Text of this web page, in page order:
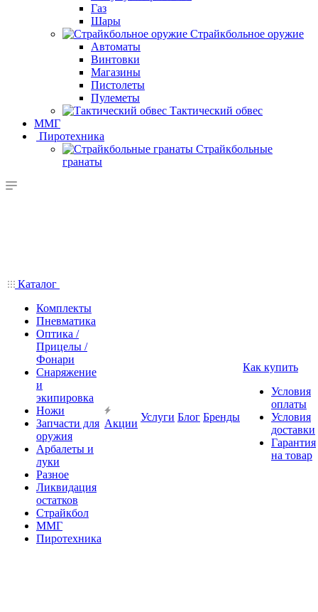
Газ
Шары
Страйкбольное оружие
Автоматы
Винтовки
Магазины
Пистолеты
Пулеметы
Тактический обвес
ММГ
Пиротехника
Страйкбольные
гранаты
Каталог
Комплекты
Пневматика
Оптика /
Прицелы /
Фонари
Снаряжение
и
экипировка
Ножи
Запчасти для
оружия
Арбалеты и
луки
Разное
Ликвидация
остатков
Страйкбол
ММГ
Пиротехника
Акции
Услуги Блог Бренды
Как купить
Условия
оплаты
Условия
доставки
Гарантия
на товар